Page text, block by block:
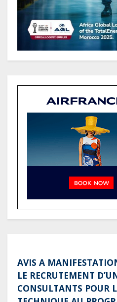
routiers
dans la
Gabon :
de la dette
recettes,
des
(Rapport)
Société :
l’identité
de la
référence
industriels
pays
AVIS A
LE RECRUTEMENT
CONSULTANTS POUR